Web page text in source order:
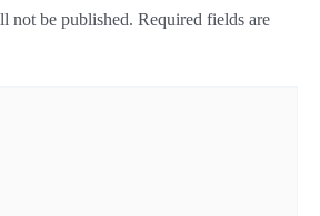
not be published. Required fields are